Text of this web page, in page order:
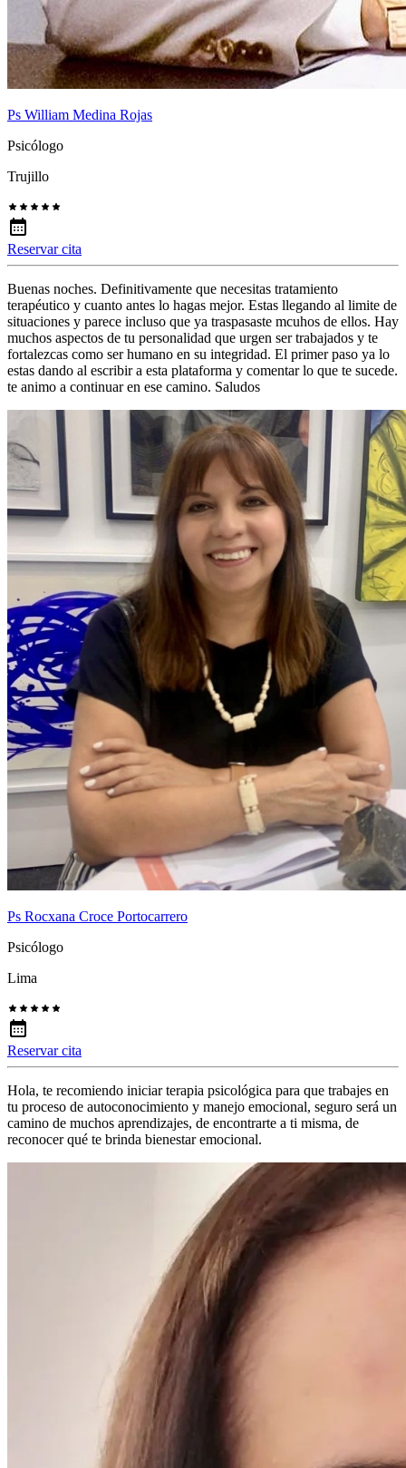
Ps William Medina Rojas
Psicólogo
Trujillo
Reservar cita
Buenas noches. Definitivamente que necesitas tratamiento
terapéutico y cuanto antes lo hagas mejor. Estas llegando al limite de
situaciones y parece incluso que ya traspasaste mcuhos de ellos. Hay
muchos aspectos de tu personalidad que urgen ser trabajados y te
fortalezcas como ser humano en su integridad. El primer paso ya lo
estas dando al escribir a esta plataforma y comentar lo que te sucede.
te animo a continuar en ese camino. Saludos
Ps Rocxana Croce Portocarrero
Psicólogo
Lima
Reservar cita
Hola, te recomiendo iniciar terapia psicológica para que trabajes en
tu proceso de autoconocimiento y manejo emocional, seguro será un
camino de muchos aprendizajes, de encontrarte a ti misma, de
reconocer qué te brinda bienestar emocional.